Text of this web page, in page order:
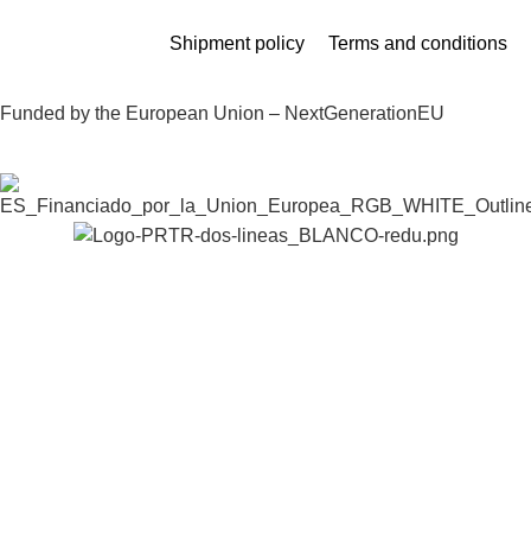
Shipment policy Terms and conditions
Funded by the European Union – NextGenerationEU